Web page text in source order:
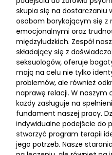
skupia się na dostarczaniu
osobom borykającym się z
emocjonalnymi oraz
międzyludzkich. Zespół
składający się z
seksuologów, oferuje
mają na celu nie tylko
problemów, ale również
naprawę relacji. W naszym
każdy zasługuje na
fundament naszej pracy.
indywidualne podejście do
stworzyć program terapii
jego potrzeb. Nasze